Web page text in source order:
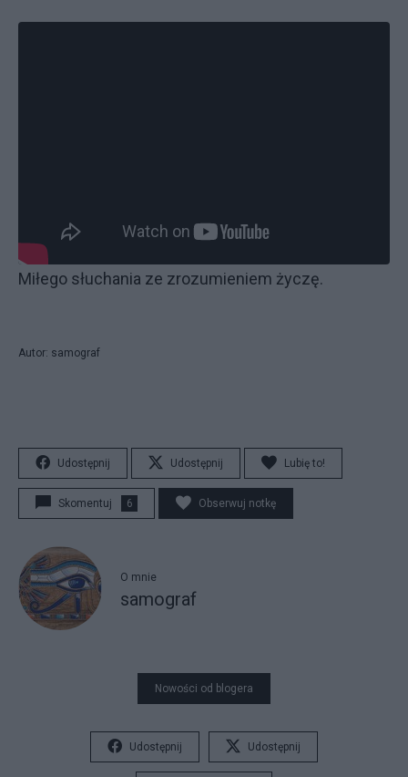
Miłego słuchania ze zrozumieniem życzę.
Autor: samograf
Udostępnij Udostępnij Lubię to!
Skomentuj 6 Obserwuj notkę
O mnie
samograf
Nowości od blogera
Udostępnij Udostępnij